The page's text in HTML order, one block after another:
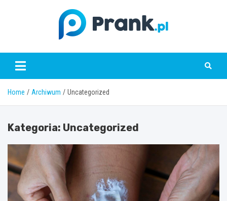
prank.pl
Home Archiwum Uncategorized
Kategoria: Uncategorized